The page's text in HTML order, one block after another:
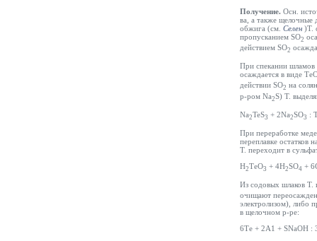
Получение. Осн.
ва, а также щелочные
обжига (см. Селен )Т.
пропусканием SO2
действием SO2
При спекании шламов
осаждается в виде
действии SO2 на
р-ром Na2S) Т.
Na2TeS3 + 2Na2SO3 :
При переработке
переплавке остатков
Т. переходит в
Н2ТеО3 + 4H2SO4 +
Из содовых шлаков Т.
очищают
электролизом), либо
в щелочном р-ре:
6Те + 2А1 + SNaOH :